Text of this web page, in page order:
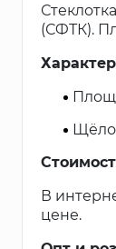
(СФТК).
В
цене.